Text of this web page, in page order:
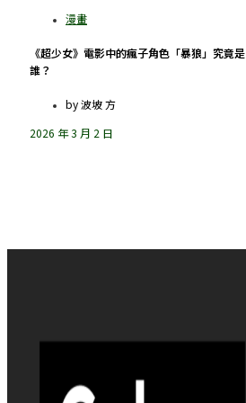
《超少女》電影中的瘋子角色「暴狼」究竟是
誰？
by波坡 方
2026 年 3 月 2 日